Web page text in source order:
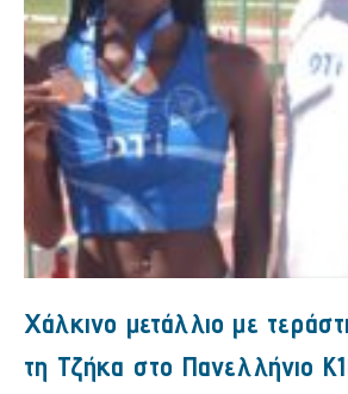
Χάλκινο μετάλλιο με
τη Τζήκα στο Πανελλήνιο